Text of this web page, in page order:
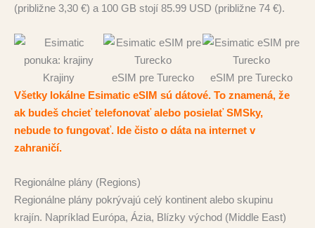
(približne 3,30 €) a 100 GB stojí 85.99 USD (približne 74 €).
Krajiny eSIM pre Turecko
eSIM pre Turecko
Všetky lokálne Esimatic eSIM sú dátové. To znamená, že
ak budeš chcieť telefonovať alebo posielať SMSky,
nebude to fungovať. Ide čisto o dáta na internet v
zahraničí.
Regionálne plány (Regions)
Regionálne plány pokrývajú celý kontinent alebo skupinu
krajín. Napríklad Európa, Ázia, Blízky východ (Middle East)